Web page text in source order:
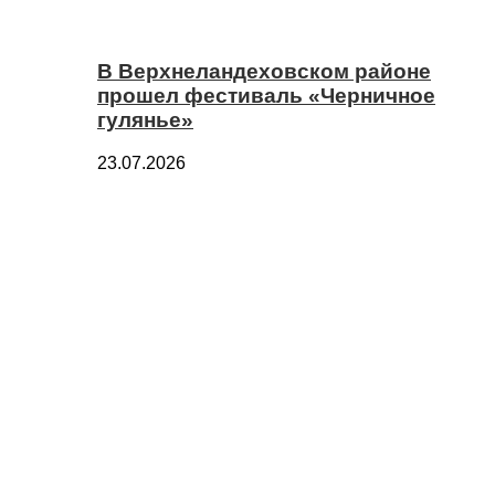
В Верхнеландеховском районе
прошел фестиваль «Черничное
гулянье»
23.07.2026